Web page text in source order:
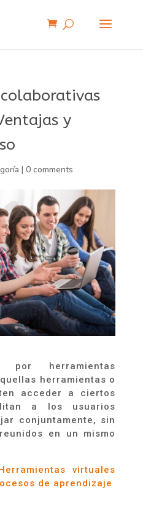
y
| 0 comments
por herramientas
herramientas o
acceder a ciertos
a los usuarios
conjuntamente, sin
en un mismo
virtuales
de aprendizaje